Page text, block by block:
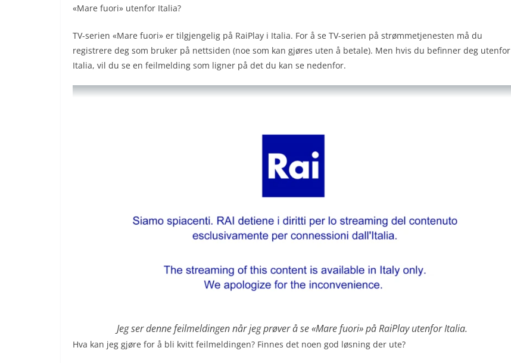
«Mare fuori» utenfor Italia?
TV-serien «Mare fuori» er tilgjengelig på RaiPlay i Italia. For å se TV-serien på strømmetjenesten må du
registrere deg som bruker på nettsiden (noe som kan gjøres uten å betale). Men hvis du befinner deg utenfor
Italia, vil du se en feilmelding som ligner på det du kan se nedenfor.
Jeg ser denne feilmeldingen når jeg prøver å se «Mare fuori» på RaiPlay utenfor Italia.
Hva kan jeg gjøre for å bli kvitt feilmeldingen? Finnes det noen god løsning der ute?